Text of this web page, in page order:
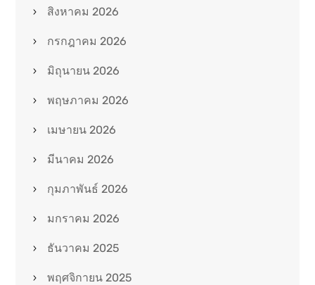
สิงหาคม 2026
กรกฎาคม 2026
มิถุนายน 2026
พฤษภาคม 2026
เมษายน 2026
มีนาคม 2026
กุมภาพันธ์ 2026
มกราคม 2026
ธันวาคม 2025
พฤศจิกายน 2025